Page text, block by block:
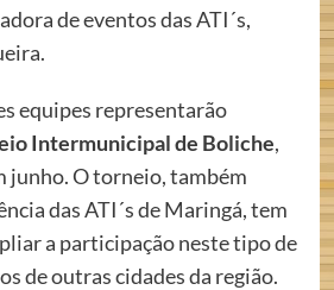
de eventos das ATI´s,
equipes representarão
Intermunicipal de Boliche,
junho. O torneio, também
das ATI´s de Maringá, tem
a participação neste tipo de
de outras cidades da região.